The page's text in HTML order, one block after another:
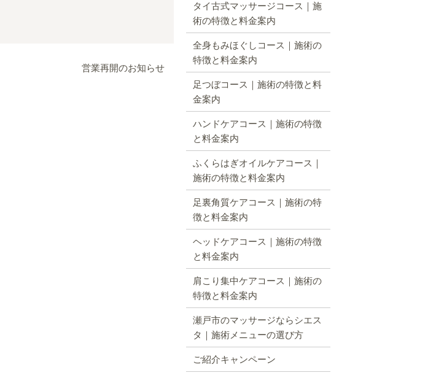
営業再開のお知らせ
タイ古式マッサージコース｜施
術の特徴と料金案内
全身もみほぐしコース｜施術の
特徴と料金案内
足つぼコース｜施術の特徴と料
金案内
ハンドケアコース｜施術の特徴
と料金案内
ふくらはぎオイルケアコース｜
施術の特徴と料金案内
足裏角質ケアコース｜施術の特
徴と料金案内
ヘッドケアコース｜施術の特徴
と料金案内
肩こり集中ケアコース｜施術の
特徴と料金案内
瀬戸市のマッサージならシエス
タ｜施術メニューの選び方
ご紹介キャンペーン